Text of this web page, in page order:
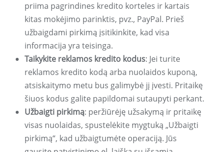
priima pagrindines kredito korteles ir kartais
kitas mokėjimo parinktis, pvz., PayPal. Prieš
užbaigdami pirkimą įsitikinkite, kad visa
informacija yra teisinga.
Taikykite reklamos kredito kodus: Jei turite
reklamos kredito kodą arba nuolaidos kuponą,
atsiskaitymo metu bus galimybė jį įvesti. Pritaikę
šiuos kodus galite papildomai sutaupyti perkant.
Užbaigti pirkimą: peržiūrėję užsakymą ir pritaikę
visas nuolaidas, spustelėkite mygtuką „Užbaigti
pirkimą“, kad užbaigtumėte operaciją. Jūs